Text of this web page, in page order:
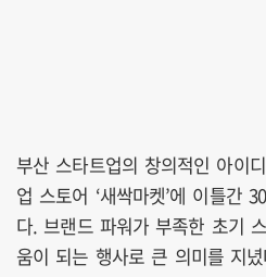
부산 스타트업의 창의적인 아이
업 스토어 ‘새싹마켓’에 이틀간
다. 브랜드 파워가 부족한 초기
움이 되는 행사로 큰 의미를 지